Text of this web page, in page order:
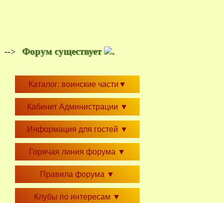
--> Форум существует .
Каталог: воинские части ▼
Кабинет Администрации ▼
Информация для гостей ▼
Горячая линия форума ▼
Правила форума ▼
Клубы по интересам ▼